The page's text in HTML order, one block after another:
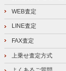
WEB査定
LINE査定
FAX査定
上乗せ査定方式